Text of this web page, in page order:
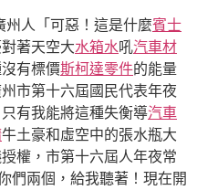
州人「可惡！這是什麼賓士
著天空大水箱水吼汽車材
有標價斯柯達零件的能量
市第十六屆國民代表年夜
有我能將這種失衡導汽車
牛土豪和虛空中的張水瓶大
權，市第十六屆人年夜常
們兩個，給我聽著！現在開